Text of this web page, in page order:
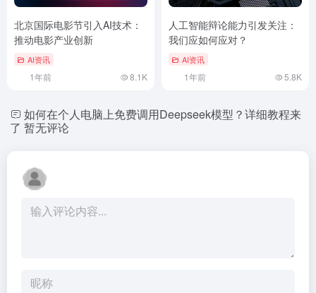
北京国际电影节引入AI技术：
推动电影产业创新
AI资讯
1年前 8.1K
人工智能辩论能力引发关注：
我们应如何应对？
AI资讯
1年前 5.8K
如何在个人电脑上免费调用Deepseek模型？详细教程来
了 暂无评论